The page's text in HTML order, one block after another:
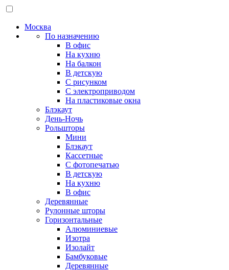
Москва
По назначению
В офис
На кухню
На балкон
В детскую
С рисунком
С электроприводом
На пластиковые окна
Блэкаут
День-Ночь
Рольшторы
Мини
Блэкаут
Кассетные
С фотопечатью
В детскую
На кухню
В офис
Деревянные
Рулонные шторы
Горизонтальные
Алюминиевые
Изотра
Изолайт
Бамбуковые
Деревянные